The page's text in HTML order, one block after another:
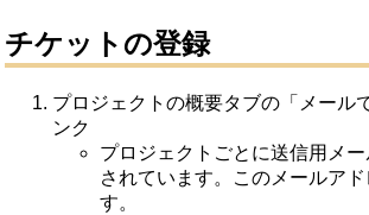
チケットの登録
プロジェクトの概要タブの「メール
ンク
プロジェクトごとに送信用メ
されています。このメールア
す。